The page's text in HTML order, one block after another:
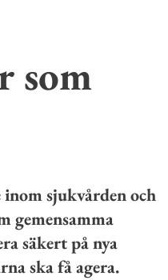
som
sjukvården och
gemensamma
säkert på nya
ska få agera.